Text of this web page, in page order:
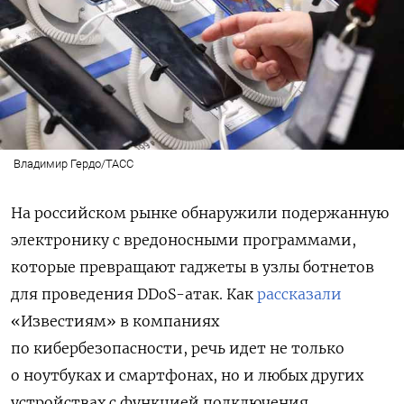
Владимир Гердо/ТАСС
На российском рынке обнаружили подержанную
электронику с вредоносными программами,
которые превращают гаджеты в узлы ботнетов
для проведения DDoS-атак. Как рассказали
«Известиям» в компаниях
по кибербезопасности, речь идет не только
о ноутбуках и смартфонах, но и любых других